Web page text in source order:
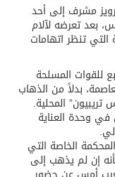
مشرف إلى أحد
بعد تعرضه لآلام
تنظر اتهامات
للقوات المسلحة
بدلاً من الذهاب
المحلية.
وحدة العناية
الخاصة التي
إن لم يذهب إلى